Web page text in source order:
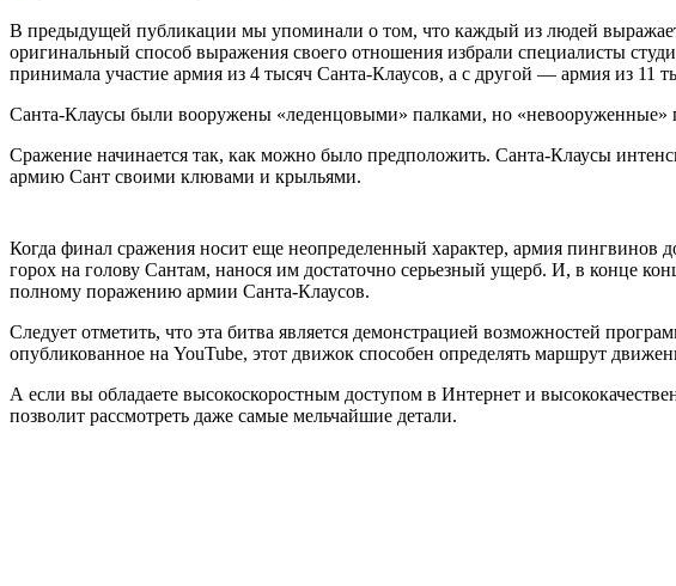
В предыдущей публикации мы упоминали о том, что каждый из людей
оригинальный способ выражения своего отношения избрали специалисты
принимала участие армия из 4 тысяч Санта-Клаусов, а с другой — армия из 11
Санта-Клаусы были вооружены «леденцовыми» палками, но
Сражение начинается так, как можно было предположить. Санта-Клаусы
армию Сант своими клювами и крыльями.
Когда финал сражения носит еще неопределенный характер, армия пингвинов
горох на голову Сантам, нанося им достаточно серьезный ущерб. И, в конце
полному поражению армии Санта-Клаусов.
Следует отметить, что эта битва является демонстрацией возможностей
опубликованное на YouTube, этот движок способен определять маршрут
А если вы обладаете высокоскоростным доступом в Интернет и
позволит рассмотреть даже самые мельчайшие детали.